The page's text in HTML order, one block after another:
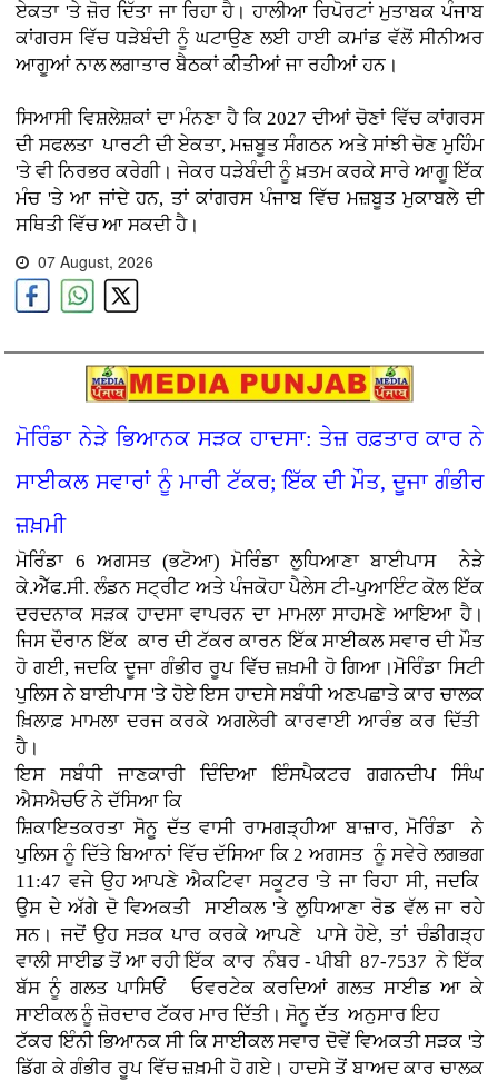
ਏਕਤਾ 'ਤੇ ਜ਼ੋਰ ਦਿੱਤਾ ਜਾ ਰਿਹਾ ਹੈ। ਹਾਲੀਆ ਰਿਪੋਰਟਾਂ ਮੁਤਾਬਕ ਪੰਜਾਬ
ਕਾਂਗਰਸ ਵਿੱਚ ਧੜੇਬੰਦੀ ਨੂੰ ਘਟਾਉਣ ਲਈ ਹਾਈ ਕਮਾਂਡ ਵੱਲੋਂ ਸੀਨੀਅਰ
ਆਗੂਆਂ ਨਾਲ ਲਗਾਤਾਰ ਬੈਠਕਾਂ ਕੀਤੀਆਂ ਜਾ ਰਹੀਆਂ ਹਨ।
ਸਿਆਸੀ ਵਿਸ਼ਲੇਸ਼ਕਾਂ ਦਾ ਮੰਨਣਾ ਹੈ ਕਿ 2027 ਦੀਆਂ ਚੋਣਾਂ ਵਿੱਚ ਕਾਂਗਰਸ
ਦੀ ਸਫਲਤਾ ਪਾਰਟੀ ਦੀ ਏਕਤਾ, ਮਜ਼ਬੂਤ ਸੰਗਠਨ ਅਤੇ ਸਾਂਝੀ ਚੋਣ ਮੁਹਿੰਮ
'ਤੇ ਵੀ ਨਿਰਭਰ ਕਰੇਗੀ। ਜੇਕਰ ਧੜੇਬੰਦੀ ਨੂੰ ਖ਼ਤਮ ਕਰਕੇ ਸਾਰੇ ਆਗੂ ਇੱਕ
ਮੰਚ 'ਤੇ ਆ ਜਾਂਦੇ ਹਨ, ਤਾਂ ਕਾਂਗਰਸ ਪੰਜਾਬ ਵਿੱਚ ਮਜ਼ਬੂਤ ਮੁਕਾਬਲੇ ਦੀ
ਸਥਿਤੀ ਵਿੱਚ ਆ ਸਕਦੀ ਹੈ।
07 August, 2026
ਮੋਰਿੰਡਾ ਨੇੜੇ ਭਿਆਨਕ ਸੜਕ ਹਾਦਸਾ: ਤੇਜ਼ ਰਫ਼ਤਾਰ ਕਾਰ ਨੇ
ਸਾਈਕਲ ਸਵਾਰਾਂ ਨੂੰ ਮਾਰੀ ਟੱਕਰ; ਇੱਕ ਦੀ ਮੌਤ, ਦੂਜਾ ਗੰਭੀਰ
ਜ਼ਖ਼ਮੀ
ਮੋਰਿੰਡਾ 6 ਅਗਸਤ (ਭਟੋਆ)ਮੋਰਿੰਡਾ ਲੁਧਿਆਣਾ ਬਾਈਪਾਸ ਨੇੜੇ
ਕੇ.ਐੱਫ.ਸੀ. ਲੰਡਨ ਸਟ੍ਰੀਟ ਅਤੇ ਪੰਜਕੋਹਾ ਪੈਲੇਸ ਟੀ-ਪੁਆਇੰਟ ਕੋਲ ਇੱਕ
ਦਰਦਨਾਕ ਸੜਕ ਹਾਦਸਾ ਵਾਪਰਨ ਦਾ ਮਾਮਲਾ ਸਾਹਮਣੇ ਆਇਆ ਹੈ।
ਜਿਸ ਦੌਰਾਨ ਇੱਕ ਕਾਰ ਦੀ ਟੱਕਰ ਕਾਰਨ ਇੱਕ ਸਾਈਕਲ ਸਵਾਰ ਦੀ ਮੌਤ
ਹੋ ਗਈ, ਜਦਕਿ ਦੂਜਾ ਗੰਭੀਰ ਰੂਪ ਵਿੱਚ ਜ਼ਖ਼ਮੀ ਹੋ ਗਿਆ।ਮੋਰਿੰਡਾ ਸਿਟੀ
ਪੁਲਿਸ ਨੇ ਬਾਈਪਾਸ 'ਤੇ ਹੋਏ ਇਸ ਹਾਦਸੇ ਸਬੰਧੀ ਅਣਪਛਾਤੇ ਕਾਰ ਚਾਲਕ
ਖ਼ਿਲਾਫ਼ ਮਾਮਲਾ ਦਰਜ ਕਰਕੇ ਅਗਲੇਰੀ ਕਾਰਵਾਈ ਆਰੰਭ ਕਰ ਦਿੱਤੀ
ਹੈ।
ਇਸ ਸਬੰਧੀ ਜਾਣਕਾਰੀ ਦਿੰਦਿਆ ਇੰਸਪੈਕਟਰ ਗਗਨਦੀਪ ਸਿੰਘ
ਐਸਐਚਓ ਨੇ ਦੱਸਿਆ ਕਿ
ਸ਼ਿਕਾਇਤਕਰਤਾ ਸੋਨੂ ਦੱਤ ਵਾਸੀ ਰਾਮਗੜ੍ਹੀਆ ਬਾਜ਼ਾਰ, ਮੋਰਿੰਡਾ ਨੇ
ਪੁਲਿਸ ਨੂੰ ਦਿੱਤੇ ਬਿਆਨਾਂ ਵਿੱਚ ਦੱਸਿਆ ਕਿ 2 ਅਗਸਤ ਨੂੰ ਸਵੇਰੇ ਲਗਭਗ
11:47 ਵਜੇ ਉਹ ਆਪਣੇ ਐਕਟਿਵਾ ਸਕੂਟਰ 'ਤੇ ਜਾ ਰਿਹਾ ਸੀ, ਜਦਕਿ
ਉਸ ਦੇ ਅੱਗੇ ਦੋ ਵਿਅਕਤੀ ਸਾਈਕਲ 'ਤੇ ਲੁਧਿਆਣਾ ਰੋਡ ਵੱਲ ਜਾ ਰਹੇ
ਸਨ। ਜਦੋਂ ਉਹ ਸੜਕ ਪਾਰ ਕਰਕੇ ਆਪਣੇ ਪਾਸੇ ਹੋਏ, ਤਾਂ ਚੰਡੀਗੜ੍ਹ
ਵਾਲੀ ਸਾਈਡ ਤੋਂ ਆ ਰਹੀ ਇੱਕ ਕਾਰ ਨੰਬਰ - ਪੀਬੀ 87-7537 ਨੇ ਇੱਕ
ਬੱਸ ਨੂੰ ਗਲਤ ਪਾਸਿਓਂ ਓਵਰਟੇਕ ਕਰਦਿਆਂ ਗਲਤ ਸਾਈਡ ਆ ਕੇ
ਸਾਈਕਲ ਨੂੰ ਜ਼ੋਰਦਾਰ ਟੱਕਰ ਮਾਰ ਦਿੱਤੀ। ਸੋਨੂ ਦੱਤ ਅਨੁਸਾਰ ਇਹ
ਟੱਕਰ ਇੰਨੀ ਭਿਆਨਕ ਸੀ ਕਿ ਸਾਈਕਲ ਸਵਾਰ ਦੋਵੇਂ ਵਿਅਕਤੀ ਸੜਕ 'ਤੇ
ਡਿੱਗ ਕੇ ਗੰਭੀਰ ਰੂਪ ਵਿੱਚ ਜ਼ਖ਼ਮੀ ਹੋ ਗਏ। ਹਾਦਸੇ ਤੋਂ ਬਾਅਦ ਕਾਰ ਚਾਲਕ